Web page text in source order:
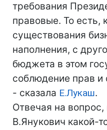
требования
правовые. То есть,
существования
наполнения, с
бюджета в этом
соблюдение прав и
- сказала Е.Лукаш.
Отвечая на вопрос,
В.Янукович какой-